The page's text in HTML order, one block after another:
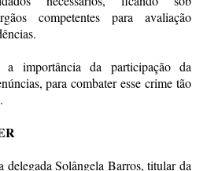
competentes para avaliação
importância da participação da
para combater esse crime tão
delegada Solângela Barros, titular da